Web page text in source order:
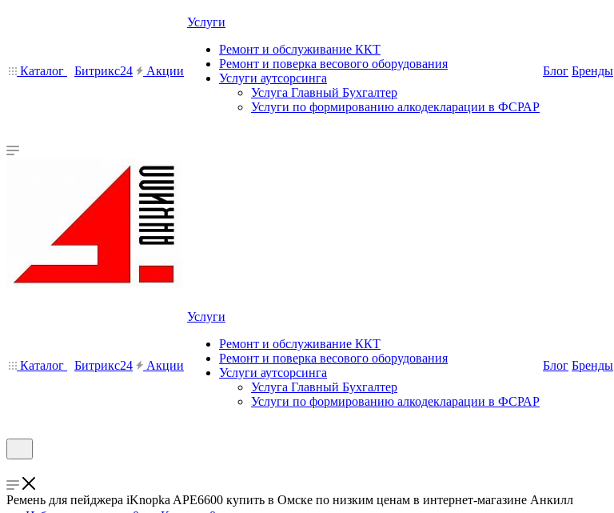
Каталог Битрикс24 Акции
Услуги
Ремонт и обслуживание ККТ
Ремонт и поверка весового оборудования
Услуги аутсорсинга
Услуга Главный Бухгалтер
Услуги по формированию алкодекларации в ФСРАР
Блог Бренды
Каталог Битрикс24 Акции
Услуги
Ремонт и обслуживание ККТ
Ремонт и поверка весового оборудования
Услуги аутсорсинга
Услуга Главный Бухгалтер
Услуги по формированию алкодекларации в ФСРАР
Блог Бренды
Ремень для пейджера iKnopka APE6600 купить в Омске по низким ценам в интернет-магазине Анкилл